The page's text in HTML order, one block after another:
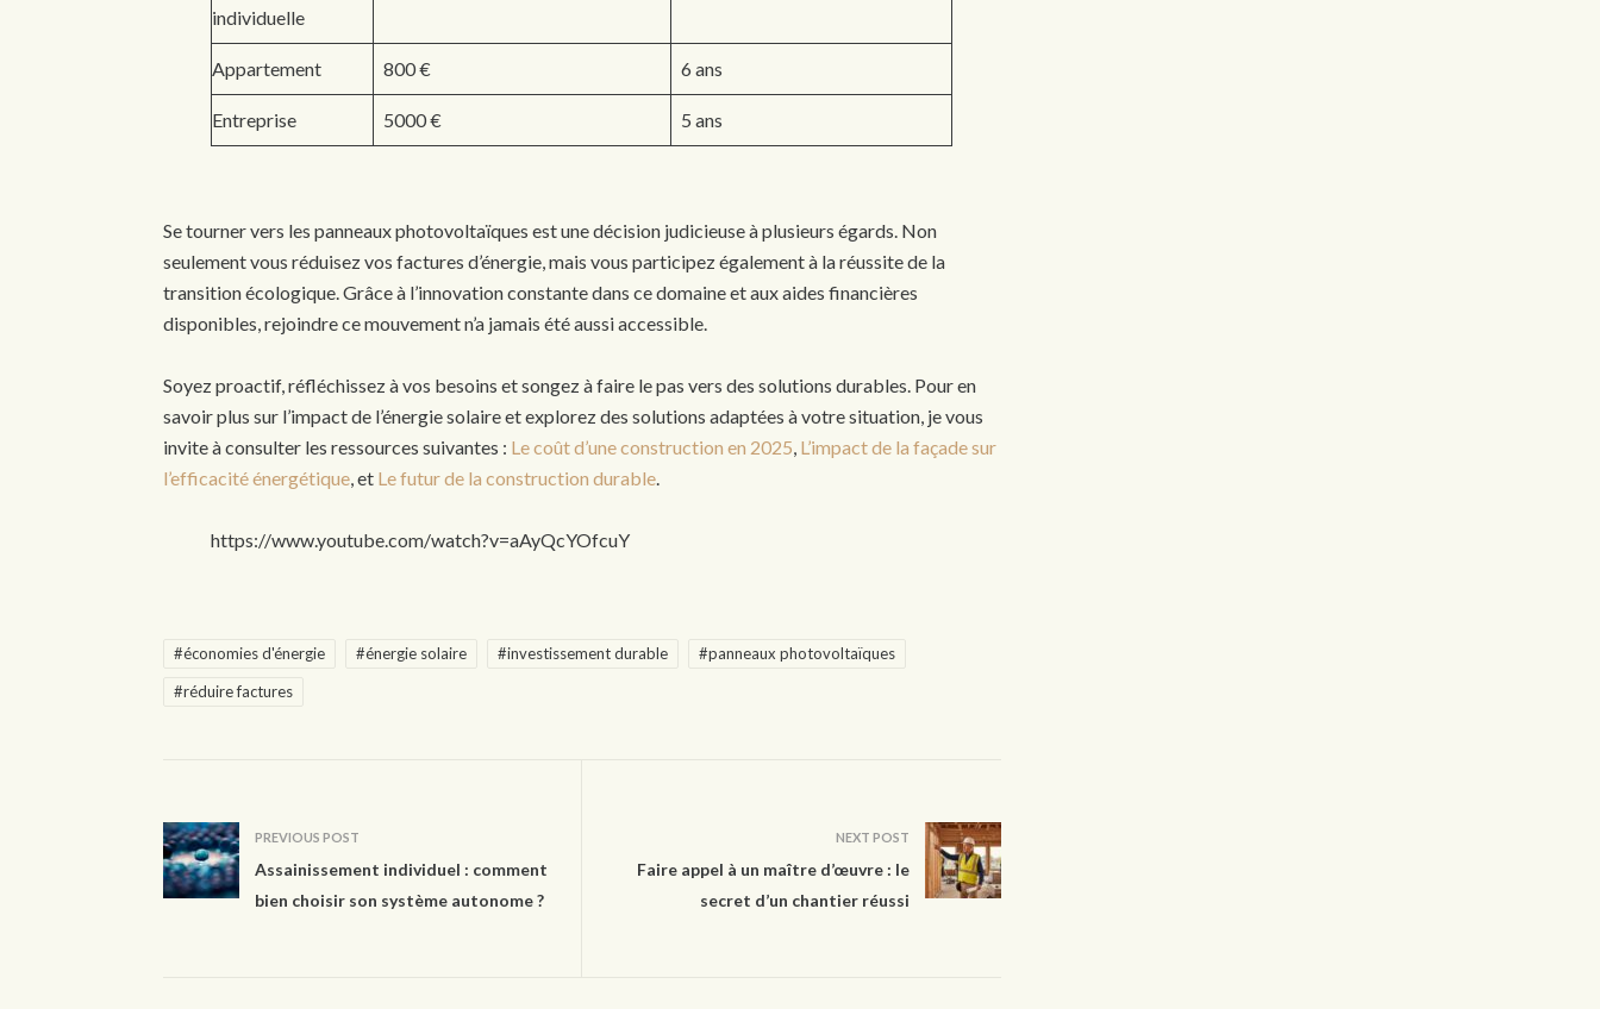
individuelle
Appartement 800 € 6 ans
Entreprise 5000 € 5 ans
Se tourner vers les panneaux photovoltaïques est une décision judicieuse à plusieurs égards. Non
seulement vous réduisez vos factures d’énergie, mais vous participez également à la réussite de la
transition écologique. Grâce à l’innovation constante dans ce domaine et aux aides financières
disponibles, rejoindre ce mouvement n’a jamais été aussi accessible.
Soyez proactif, réfléchissez à vos besoins et songez à faire le pas vers des solutions durables. Pour en
savoir plus sur l’impact de l’énergie solaire et explorez des solutions adaptées à votre situation, je vous
invite à consulter les ressources suivantes : Le coût d’une construction en 2025 L’impact de la façade sur
l’efficacité énergétique , et Le futur de la construction durable
https://www.youtube.com/watch?v=aAyQcYOfcuY
#économies d'énergie #énergie solaire #investissement durable
#panneaux photovoltaïques
#réduire factures
PREVIOUS POST
Assainissement individuel : comment
bien choisir son système autonome ?
NEXT POST
Faire appel à un maître d’œuvre : le
secret d’un chantier réussi